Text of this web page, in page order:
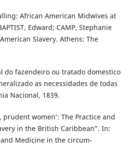
African American Midwives at
Edward; CAMP, Stephanie
Slavery. Athens: The
do fazendeiro ou tratado domestico
as necessidades de todas
Nacional, 1839.
prudent women’: The Practice and
in the British Caribbean”. In:
and Medicine in the circum-